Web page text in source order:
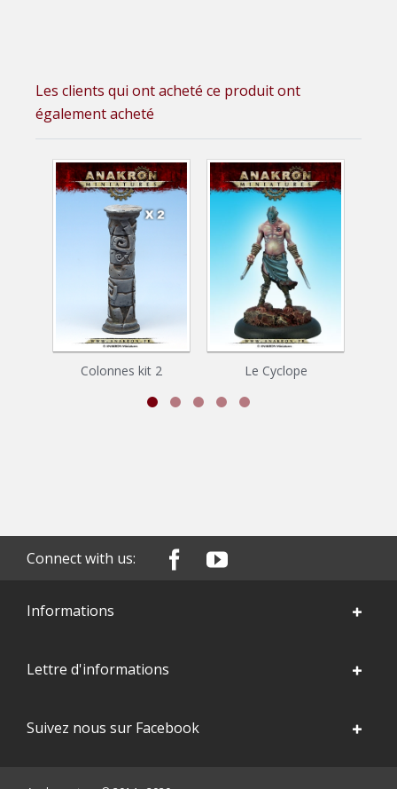
Les clients qui ont acheté ce produit ont
également acheté
Colonnes kit 2 Le Cyclope
Connect with us:
Informations
Lettre d'informations
Suivez nous sur Facebook